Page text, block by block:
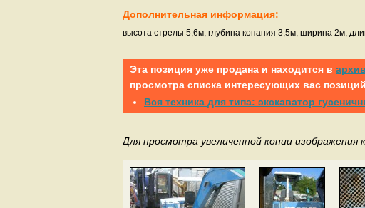
Дополнительная информация:
высота стрелы 5,6м, глубина копания 3,5м, ширина 2м,
Эта позиция уже продана и находится в
просмотра списка интересующих вас
Вся техника для типа: экскаватор
Для просмотра увеличенной копии